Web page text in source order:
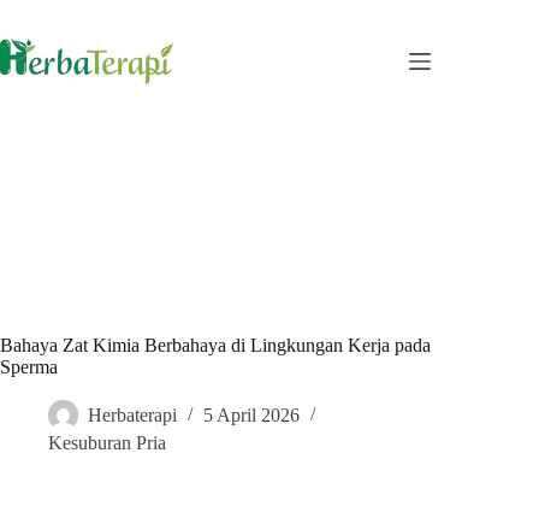
content
Bahaya Zat Kimia Berbahaya di Lingkungan Kerja pada
Sperma
Herbaterapi
5 April 2026
Kesuburan Pria